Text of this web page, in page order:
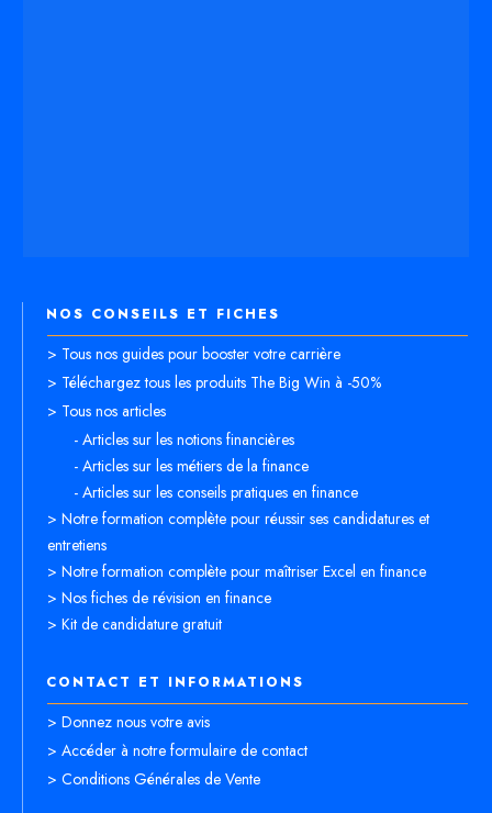
NOS CONSEILS ET FICHES
> Tous nos guides pour booster votre carrière
> Téléchargez tous les produits The Big Win à -50%
> Tous nos articles
- Articles sur les notions financières
- Articles sur les métiers de la finance
- Articles sur les conseils pratiques en finance
> Notre formation complète pour réussir ses candidatures et
entretiens
> Notre formation complète pour maîtriser Excel en finance
> Nos fiches de révision en finance
> Kit de candidature gratuit
CONTACT ET INFORMATIONS
> Donnez nous votre avis
> Accéder à notre formulaire de contact
> Conditions Générales de Vente